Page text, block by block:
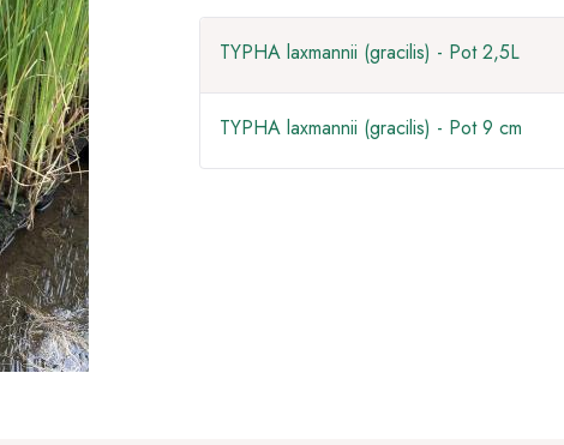
TYPHA laxmannii (gracilis) - Pot 2,5L
TYPHA laxmannii (gracilis) - Pot 9 cm